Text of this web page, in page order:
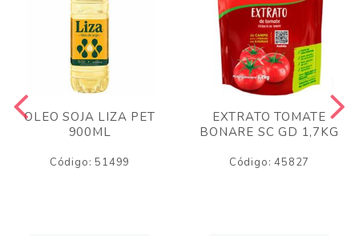
OLEO SOJA LIZA PET
900ML
Código: 51499
EXTRATO TOMATE
BONARE SC GD 1,7KG
Código: 45827